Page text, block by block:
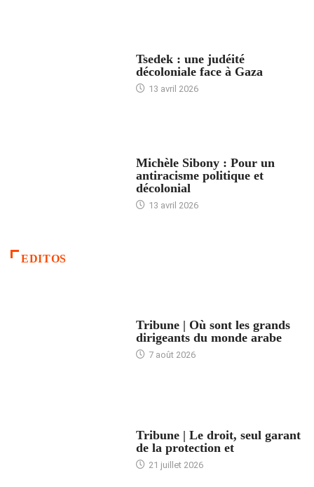
Tsedek : une judéité
décoloniale face à Gaza
13 avril 2026
Michèle Sibony : Pour un
antiracisme politique et
décolonial
13 avril 2026
EDITOS
Tribune | Où sont les grands
dirigeants du monde arabe
7 août 2026
Tribune | Le droit, seul garant
de la protection et
21 juillet 2026